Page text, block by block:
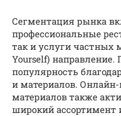
Сегментация рынка
профессиональные
так и услуги частных
Yourself) направление.
популярность
и материалов.
материалов также
широкий ассортимент